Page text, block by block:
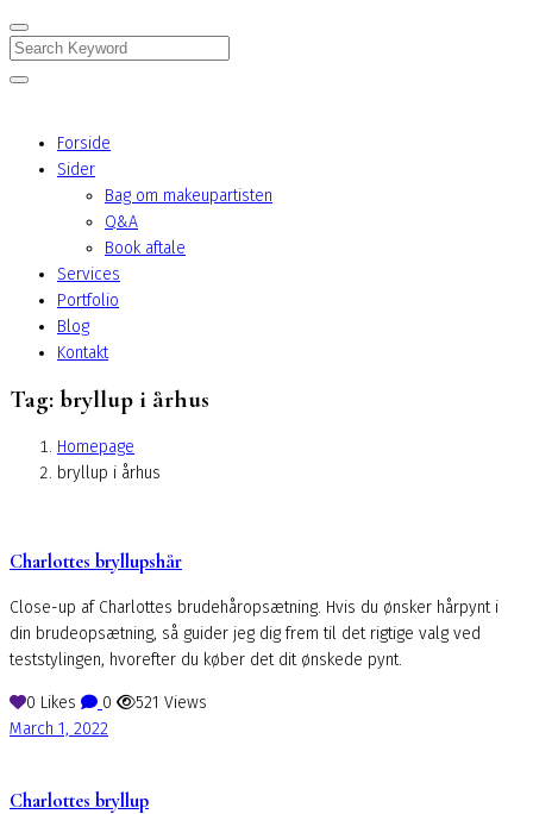
Search
Forside
Sider
Bag om makeupartisten
Q&A
Book aftale
Services
Portfolio
Blog
Kontakt
Tag: bryllup i århus
Homepage
bryllup i århus
Charlottes bryllupshår
Close-up af Charlottes brudehåropsætning. Hvis du ønsker hårpynt i
din brudeopsætning, så guider jeg dig frem til det rigtige valg ved
teststylingen, hvorefter du køber det dit ønskede pynt.
0 Likes 0 521 Views
March 1, 2022
Charlottes bryllup